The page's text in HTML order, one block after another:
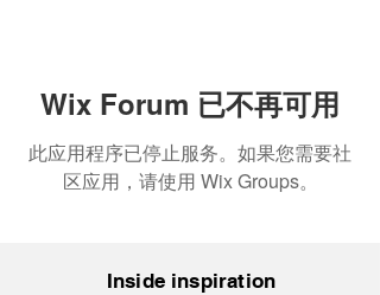
Wix Forum 已不再可用
此应用程序已停止服务。如果您需要社
区应用，请使用 Wix Groups。
Inside inspiration